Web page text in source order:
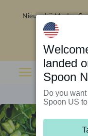
Nieuw bij Marley
landed
Spoon
Do you
Spoon US